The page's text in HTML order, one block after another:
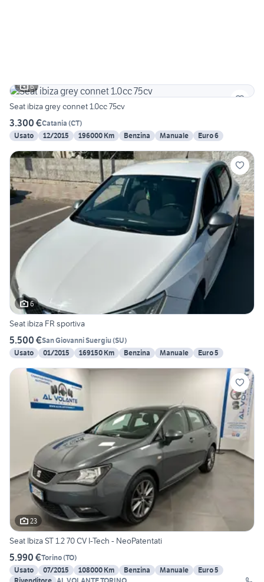
6
Seat ibiza grey connet 1.0cc 75cv
3.300 €Catania (CT)
Usato
12/2015 196000 Km Benzina Manuale Euro 6
6
Seat ibiza FR sportiva
5.500 €San Giovanni Suergiu(SU)
Usato
01/2015 169150 Km Benzina Manuale Euro 5
23
Seat Ibiza ST 1.2 70 CV I-Tech - NeoPatentati
5.990 €Torino(TO)
Usato
07/2015 108000 Km Benzina Manuale
Euro 5